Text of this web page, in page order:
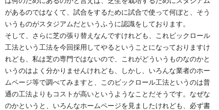
があるのではなくて、試合をするために試合で使って何ぼと、そう
いうものがスタジアムだというふうに認識をしております。
そして、さらに芝の張り替えなんですけれども、これビックロール
工法という工法を今回採用してやるということになっておりますけ
れども、私は芝の専門ではないので、これがどういうものなのかと
いうのはよく分かりませんけれども、しかし、いろんな業者のホー
ムページ等で調べてみますと、このビックロール工法というのは普
通の工法よりもコストが高いというようなことだそうです。なぜな
のかというと、いろんなホームページを見ましたけれども、必ず書